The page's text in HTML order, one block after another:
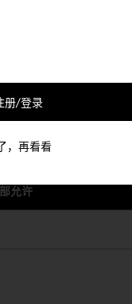
允许
册/登录
，再看看